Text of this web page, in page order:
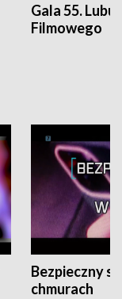
Gala 55.
Filmowego
Bezpieczny
chmurach